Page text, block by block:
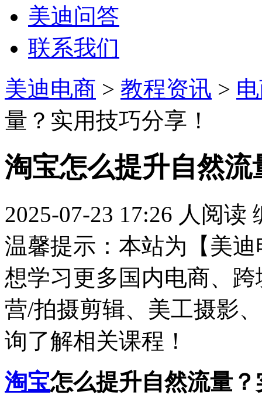
美迪问答
联系我们
美迪电商 > 教程资讯 >
量？实用技巧分享！
淘宝怎么提升自然
2025-07-23 17:26 人阅读
温馨提示：本站为【美
想学习更多国内电商、
营/拍摄剪辑、美工摄影
询了解相关课程！
淘宝怎么提升自然流量